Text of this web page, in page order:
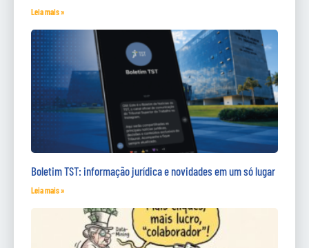
Leia mais »
Boletim TST: informação jurídica e novidades em um só lugar
Leia mais »